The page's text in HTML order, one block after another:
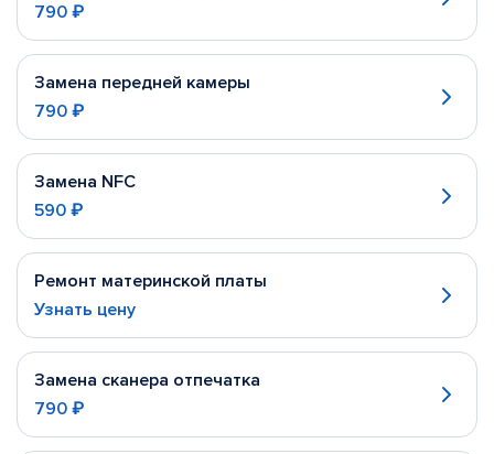
790 ₽
Замена передней камеры
790 ₽
Замена NFC
590 ₽
Ремонт материнской платы
Узнать цену
Замена сканера отпечатка
790 ₽